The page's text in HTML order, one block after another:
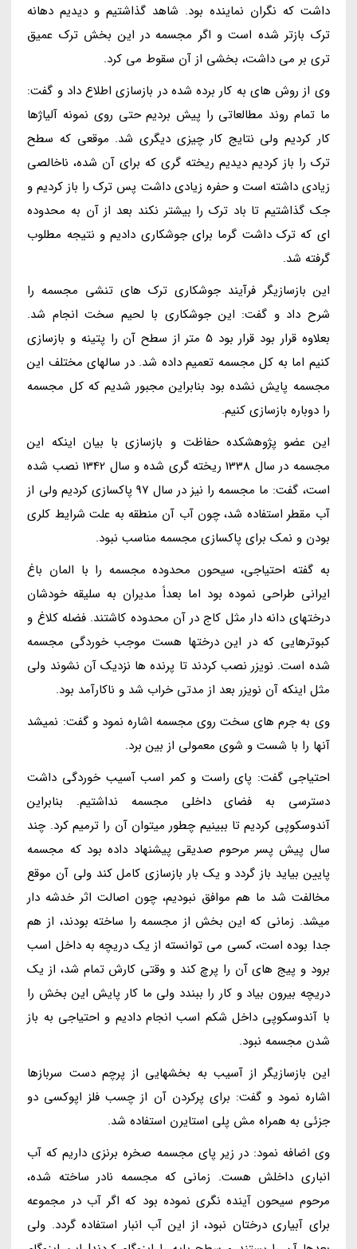
داشت که نگران نماینده بود. شاهد گذاشتیم و دیدیم دهانه
ترک بازتر شده است و اگر مجسمه در این بخش ترک عمیق
تری بر می داشت، بخشی از آن سقوط می کرد.
وی از روش های به کار برده شده در بازسازی اطلاع داد و گفت:
ما تمام روند مطالعاتی را پیش بردیم حتی روی نمونه آلیاژها
کار کردیم ولی نتایج کار چیزی دیگری شد. موقعی که سطح
ترک را باز کردیم دیدیم ریخته گری که برای آن شده، ناخالصی
زیادی داشته است و حفره زیادی داشت پس ترک را باز کردیم و
جک گذاشتیم تا باد ترک را بیشتر نکند بعد از آن به محدوده
ای که ترک داشت گرما برای جوشکاری دادیم و نتیجه مطلوب
گرفته شد.
این بازسازیگر فرآیند جوشکاری ترک های تنشی مجسمه را
شرح داد و گفت: این جوشکاری با لحیم سخت انجام شد.
بعلاوه قرار بود قرار بود 5 متر از سطح آن را پتینه و بازسازی
کنیم اما به کل مجسمه تعمیم داده شد. در سالهای مختلف این
مجسمه پایش نشده بود بنابراین مجبور شدیم که کل مجسمه
را دوباره بازسازی کنیم.
این عضو پژوهشکده حفاظت و بازسازی با بیان اینکه این
مجسمه در سال 1338 ریخته گری شده و سال 1342 نصب شده
است، گفت: ما مجسمه را نیز در سال 97 پاکسازی کردیم ولی از
آب مقطر استفاده شد، چون آب آن منطقه به علت شرایط کلری
بودن و نمک برای پاکسازی مجسمه مناسب نبود.
به گفته احتیاجی، سیحون محدوده مجسمه را با المان باغ
ایرانی طراحی نموده بود اما بعداً مدیران به سلیقه خودشان
درختهای دانه دار مثل کاج در آن محدوده کاشتند. فضله کلاغ و
کبوترهایی که در این درختها هست موجب خوردگی مجسمه
شده است. نویزر نصب کردند تا پرنده ها نزدیک آن نشوند ولی
مثل اینکه آن نویزر بعد از مدتی خراب شد و ناکارآمد بود.
وی به جرم های سخت روی مجسمه اشاره نمود و گفت: نمیشد
آنها را با شست و شوی معمولی از بین برد.
احتیاجی گفت: پای راست و کمر اسب آسیب خوردگی داشت
دسترسی به فضای داخلی مجسمه نداشتیم. بنابراین
آندوسکوپی کردیم تا ببینیم چطور میتوان آن را ترمیم کرد. چند
سال پیش پسر مرحوم صدیقی پیشنهاد داده بود که مجسمه
پایین بیاید باز گردد و یک بار بازسازی کامل کند ولی آن موقع
مخالفت شد ما هم موافق نبودیم، چون اصالت اثر خدشه دار
میشد. زمانی که این بخش از مجسمه را ساخته بودند، از هم
جدا بوده است، کسی می توانسته از یک دریچه به داخل اسب
برود و پیج های آن را پرچ کند و وقتی کارش تمام شد، از یک
دریچه بیرون بیاد و کار را ببندد ولی ما کار پایش این بخش را
با آندوسکوپی داخل شکم اسب انجام دادیم و احتیاجی به باز
شدن مجسمه نبود.
این بازسازیگر از آسیب به بخشهایی از پرچم دست سربازها
اشاره نمود و گفت: برای پرکردن آن از چسب فلز اپوکسی دو
جزئی به همراه مش پلی استایرن استفاده شد.
وی اضافه نمود: در زیر پای مجسمه صخره برنزی داریم که آب
انباری داخلش هست. زمانی که مجسمه نادر ساخته شده،
مرحوم سیحون آینده نگری نموده بود که اگر آب در مجموعه
برای آبیاری درختان نبود، از این آب انبار استفاده گردد. ولی